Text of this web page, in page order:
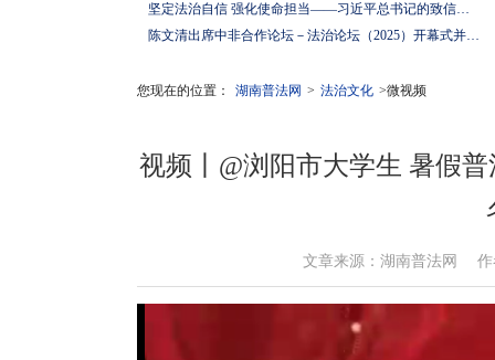
坚定法治自信 强化使命担当——习近平总书记的致信激励法学法律工作者投身全面依法治国伟大实践
陈文清出席中非合作论坛－法治论坛（2025）开幕式并在湖南调研
您现在的位置： 湖南普法网 > 法治文化 >微视频
视频丨@浏阳市大学生 暑假
文章来源：湖南普法网